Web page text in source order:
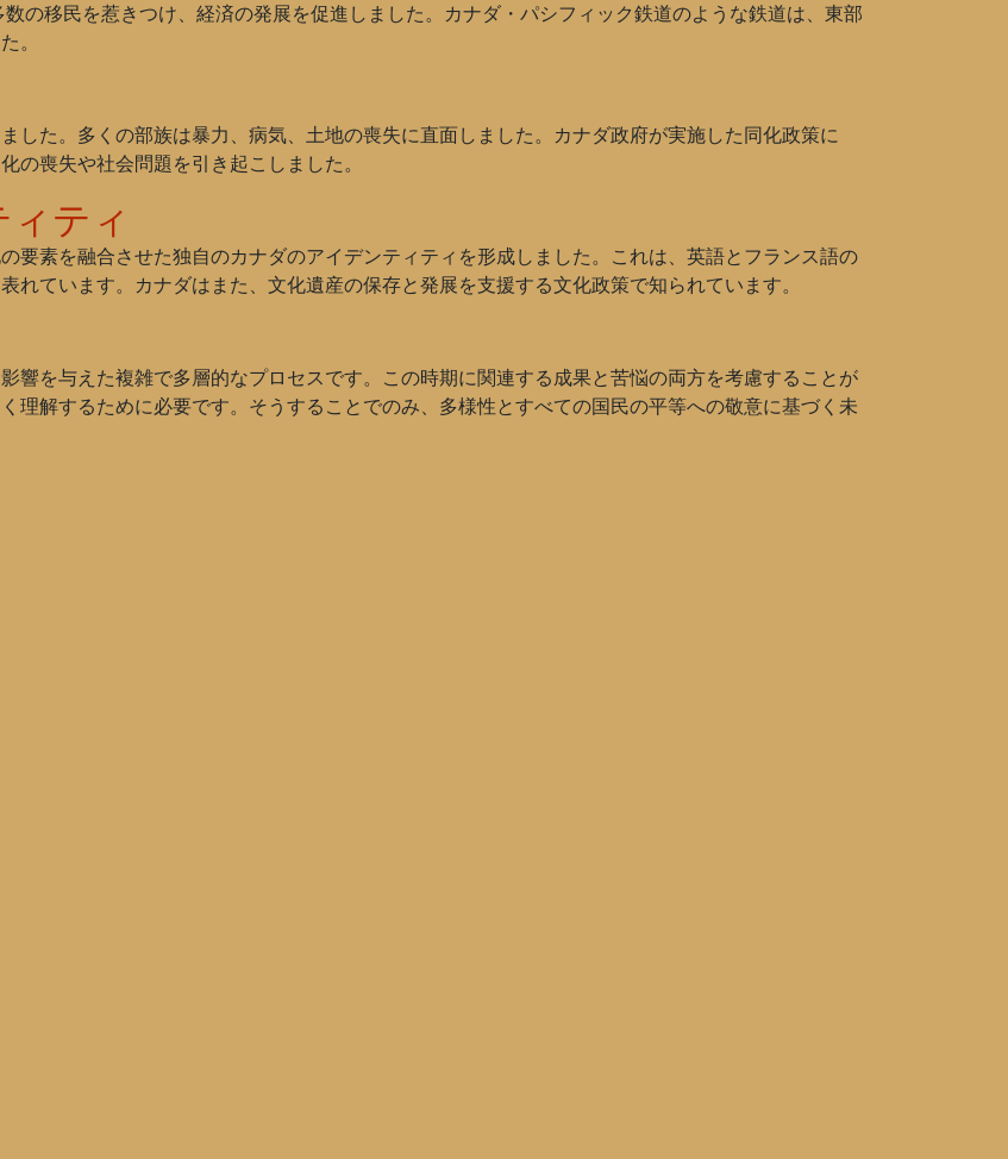
の移民を惹きつけ、経済の発展を促進しました。カナダ・パシフィック鉄道のような鉄道は、東部
。
した。多くの部族は暴力、病気、土地の喪失に直面しました。カナダ政府が実施した同化政策に
の喪失や社会問題を引き起こしました。
ティ
要素を融合させた独自のカナダのアイデンティティを形成しました。これは、英語とフランス語の
れています。カナダはまた、文化遺産の保存と発展を支援する文化政策で知られています。
響を与えた複雑で多層的なプロセスです。この時期に関連する成果と苦悩の両方を考慮することが
理解するために必要です。そうすることでのみ、多様性とすべての国民の平等への敬意に基づく未